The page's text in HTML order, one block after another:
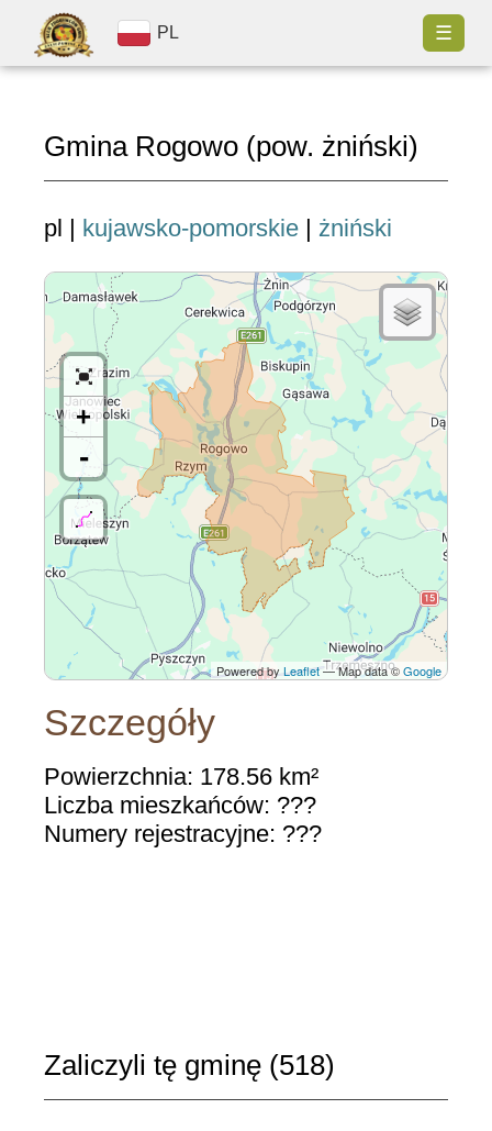
PL ☰
Gmina Rogowo (pow. żniński)
pl | kujawsko-pomorskie | żniński
+
-
Powered by Leaflet— Map data ©Google
Szczegóły
Powierzchnia: 178.56 km²
Liczba mieszkańców: ???
Numery rejestracyjne: ???
Zaliczyli tę gminę (518)